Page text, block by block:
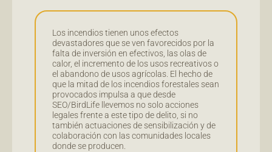
Los incendios tienen unos efectos
devastadores que se ven favorecidos por la
falta de inversión en efectivos, las olas de
calor, el incremento de los usos recreativos o
el abandono de usos agrícolas. El hecho de
que la mitad de los incendios forestales sean
provocados impulsa a que desde
SEO/BirdLife llevemos no solo acciones
legales frente a este tipo de delito, si no
también actuaciones de sensibilización y de
colaboración con las comunidades locales
donde se producen.